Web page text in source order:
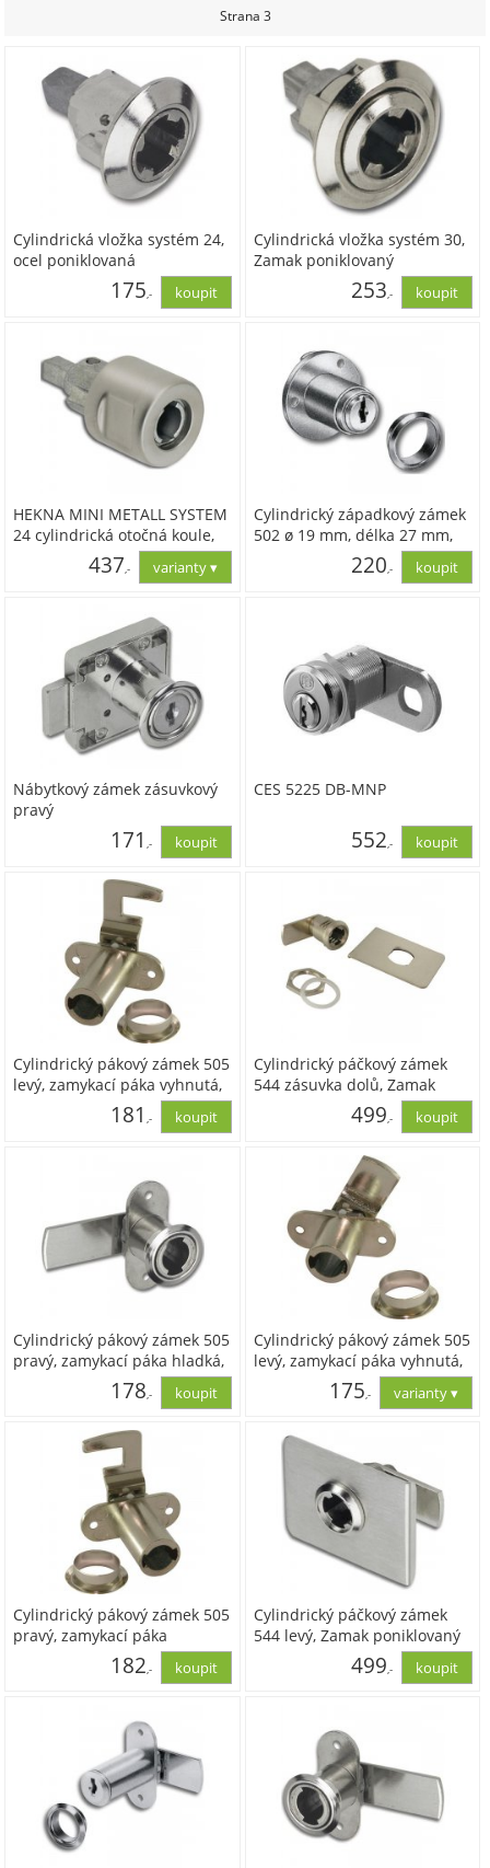
Strana 3
Cylindrická vložka systém 24,
ocel poniklovaná
175,-
Cylindrická vložka systém 30,
Zamak poniklovaný
253,-
HEKNA MINI METALL SYSTEM
24 cylindrická otočná koule,
pravá, zamak nikl mat
437,-
Cylindrický západkový zámek
502 ø 19 mm, délka 27 mm,
Zamak poniklovaný, bez
220,-
Nábytkový zámek zásuvkový
pravý
171,-
141,42
CES 5225 DB-MNP
552,-
Cylindrický pákový zámek 505
levý, zamykací páka vyhnutá,
34 mm, Zamak ponikl.
181,-
Cylindrický páčkový zámek
544 zásuvka dolů, Zamak
499,-
412,29
Cylindrický pákový zámek 505
pravý, zamykací páka hladká,
40 mm, Zamak ponikl.
178,-
146,83
Cylindrický pákový zámek 505
levý, zamykací páka vyhnutá,
30 mm, Zamak ponikl.
175 ,-
Cylindrický pákový zámek 505
pravý, zamykací páka
vyhnutá, 34 mm, Zamak
182,-
Cylindrický páčkový zámek
544 levý, Zamak poniklovaný
499 ,-